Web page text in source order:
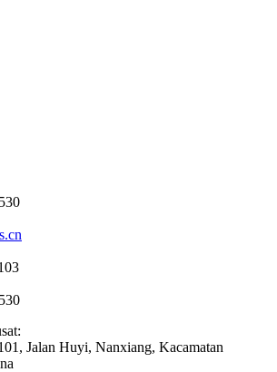
Jalan Huyi, Nanxiang, Kacamatan